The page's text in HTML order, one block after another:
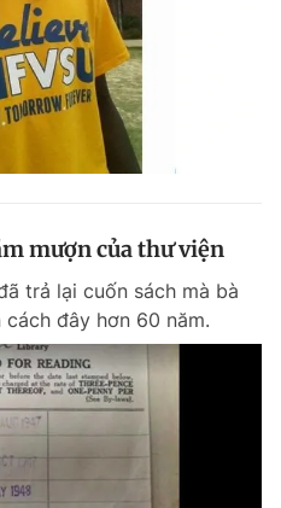
mượn của thư viện
trả lại cuốn sách mà bà
đây hơn 60 năm.